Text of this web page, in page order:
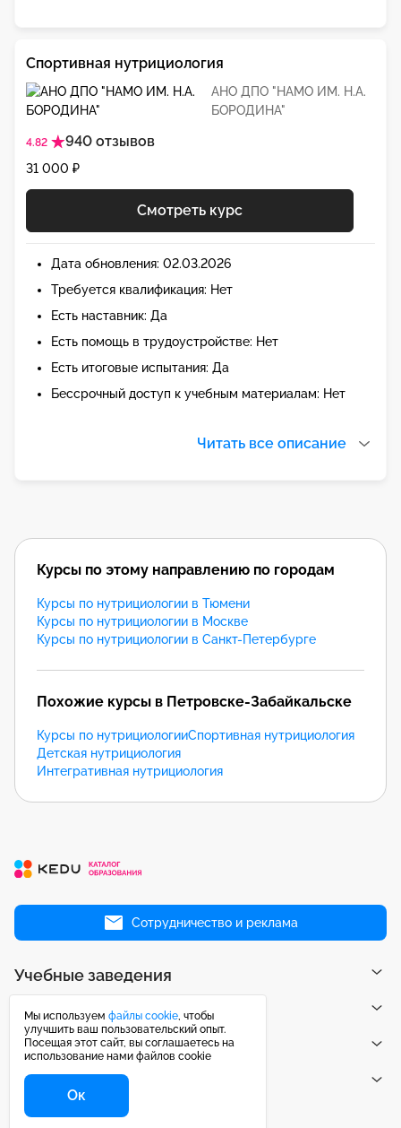
АНО ДПО "НАМО ИМ. Н.А.
БОРОДИНА"
4.82 940 отзывов
Спортивная нутрициология
31 000 ₽
Смотреть курс
Дата обновления: 02.03.2026
Требуется квалификация: Нет
Есть наставник: Да
Есть помощь в трудоустройстве: Нет
Есть итоговые испытания: Да
Бессрочный доступ к учебным материалам: Нет
Читать все описание
Курсы по этому направлению по городам
Курсы по нутрициологии в Тюмени
Курсы по нутрициологии в Москве
Курсы по нутрициологии в Санкт-Петербурге
Похожие курсы в Петровске-Забайкальске
Курсы по нутрициологииСпортивная нутрициология
Детская нутрициология
Интегративная нутрициология
Сотрудничество и реклама
Учебные заведения
Направления
Публикации
Центр поддержки
Мы используем файлы cookie, чтобы
улучшить ваш пользовательский опыт.
Посещая этот сайт, вы соглашаетесь на
использование нами файлов cookie
Ок